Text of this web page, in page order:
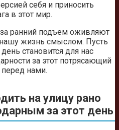
себя и приносить
в этот мир.
ранний подъем оживляют
жизнь смыслом. Пусть
становится для нас
за этот потрясающий
нами.
на улицу рано
за этот день